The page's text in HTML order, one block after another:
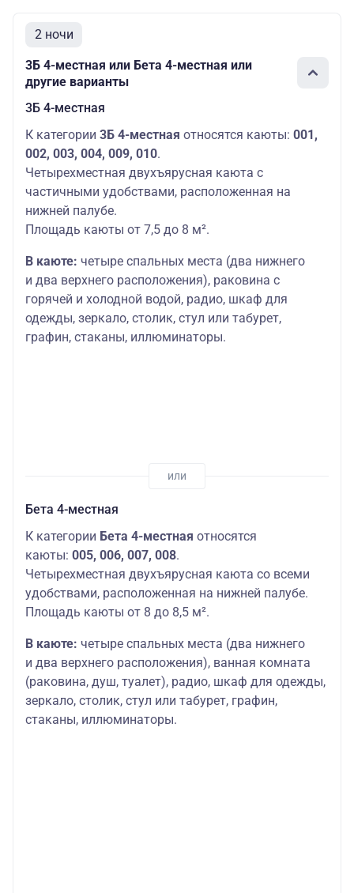
2 ночи
3Б 4-местная или Бета 4-местная или
другие варианты
3Б 4-местная
К категории 3Б 4-местная относятся каюты: 001,
002, 003, 004, 009, 010.
Четырехместная двухъярусная каюта с
частичными удобствами, расположенная на
нижней палубе.
Площадь каюты от 7,5 до 8 м².
В каюте: четыре спальных места (два нижнего
и два верхнего расположения), раковина с
горячей и холодной водой, радио, шкаф для
одежды, зеркало, столик, стул или табурет,
графин, стаканы, иллюминаторы.
Бета 4-местная
К категории Бета 4-местная относятся
каюты: 005, 006, 007, 008.
Четырехместная двухъярусная каюта со всеми
удобствами, расположенная на нижней палубе.
Площадь каюты от 8 до 8,5 м².
В каюте: четыре спальных места (два нижнего
и два верхнего расположения), ванная комната
(раковина, душ, туалет), радио, шкаф для одежды,
зеркало, столик, стул или табурет, графин,
стаканы, иллюминаторы.